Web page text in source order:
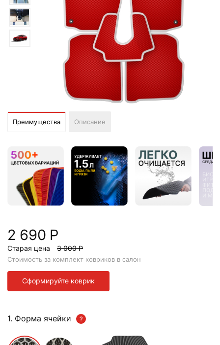
Преимущества Описание
2 690 Р
Старая цена 3 000 Р
Стоимость за комплект ковриков в салон
Сформируйте коврик
1. Форма ячейки